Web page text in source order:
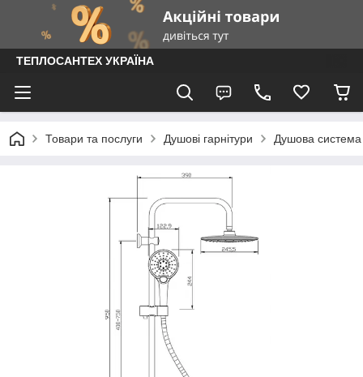
ТЕПЛОСАНТЕХ УКРАЇНА
Товари та послуги Душові гарнітури Душова